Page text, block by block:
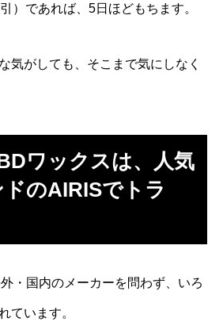
）であれば、5日ほどもちます。
気がしても、そこまで気にしなく
ワックスは、人気
のAIRISでトラ
・国内のメーカーを問わず、いろ
ています。